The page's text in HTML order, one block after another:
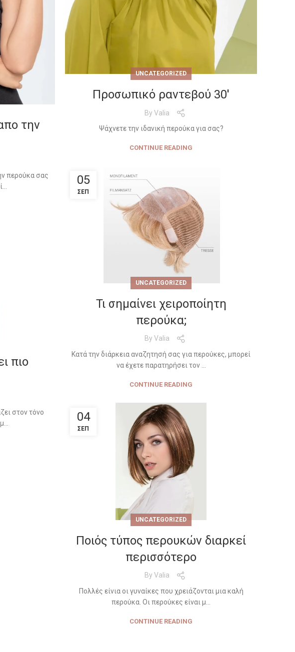
την
περούκα σας
UNCATEGORIZED
Προσωπικό ραντεβού 30′
By Valia
Ψάχνετε την ιδανική περούκα για σας?
CONTINUE READING
05
ΣΕΠ
UNCATEGORIZED
Τι σημαίνει χειροποίητη
περούκα;
By Valia
Κατά την διάρκεια αναζητησή σας για περούκες, μπορεί
να έχετε παρατηρήσει τον ...
CONTINUE READING
πιο
στον τόνο
04
ΣΕΠ
UNCATEGORIZED
Ποιός τύπος περουκών διαρκεί
περισσότερο
By Valia
Πολλές είνια οι γυναίκες που χρειάζονται μια καλή
περούκα. Οι περούκες είναι μ...
CONTINUE READING